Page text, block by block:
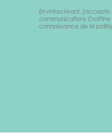
En m'inscrivant,
communications
connaissance de la